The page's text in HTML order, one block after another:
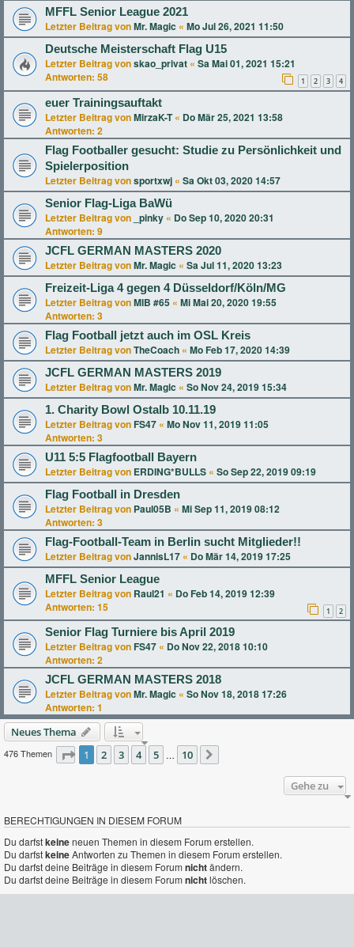
MFFL Senior League 2021
Letzter Beitrag vonMr. Magic « Mo Jul 26, 2021 11:50
Deutsche Meisterschaft Flag U15
Letzter Beitrag vonskao_privat « Sa Mai 01, 2021 15:21
Antworten: 58 1 2 3 4
euer Trainingsauftakt
Letzter Beitrag vonMirzaK-T« Do Mär 25, 2021 13:58
Antworten: 2
Flag Footballer gesucht: Studie zu Persönlichkeit und
Spielerposition
Letzter Beitrag vonsportxwj « Sa Okt 03, 2020 14:57
Senior Flag-Liga BaWü
Letzter Beitrag von _pinky « Do Sep 10, 2020 20:31
Antworten: 9
JCFL GERMAN MASTERS 2020
Letzter Beitrag vonMr. Magic « Sa Jul 11, 2020 13:23
Freizeit-Liga 4 gegen 4 Düsseldorf/Köln/MG
Letzter Beitrag vonMIB #65 « Mi Mai 20, 2020 19:55
Antworten: 3
Flag Football jetzt auch im OSL Kreis
Letzter Beitrag vonTheCoach « Mo Feb 17, 2020 14:39
JCFL GERMAN MASTERS 2019
Letzter Beitrag vonMr. Magic « So Nov 24, 2019 15:34
1. Charity Bowl Ostalb 10.11.19
Letzter Beitrag von FS47 « Mo Nov 11, 2019 11:05
Antworten: 3
U11 5:5 Flagfootball Bayern
Letzter Beitrag von ERDING*BULLS « So Sep 22, 2019 09:19
Flag Football in Dresden
Letzter Beitrag von Paul05B « Mi Sep 11, 2019 08:12
Antworten: 3
Flag-Football-Team in Berlin sucht Mitglieder!!
Letzter Beitrag vonJannisL17 « Do Mär 14, 2019 17:25
MFFL Senior League
Letzter Beitrag von Raul21 « Do Feb 14, 2019 12:39
Antworten: 15 1 2
Senior Flag Turniere bis April 2019
Letzter Beitrag von FS47 « Do Nov 22, 2018 10:10
Antworten: 2
JCFL GERMAN MASTERS 2018
Letzter Beitrag vonMr. Magic « So Nov 18, 2018 17:26
Antworten: 1
Neues Thema
476 Themen Seite1 von 10
1 2 3 4 5 … 10
Gehe zu
BERECHTIGUNGEN IN DIESEM FORUM
Du darfstkeineneuen Themen in diesem Forum erstellen.
Du darfstkeineAntworten zu Themen in diesem Forum erstellen.
Du darfst deine Beiträge in diesem Forumnichtändern.
Du darfst deine Beiträge in diesem Forumnichtlöschen.